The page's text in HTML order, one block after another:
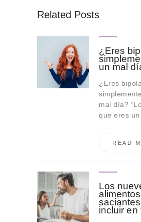
Related Posts
¿Eres
un mal
¿Eres
mal día?
que eres un
READ
Los
incluir en